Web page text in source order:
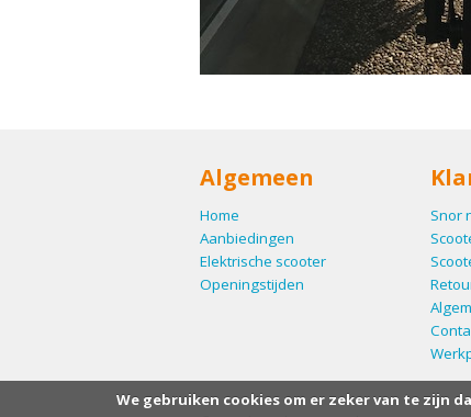
Algemeen
Home
Aanbiedingen
Elektrische scooter
Openingstijden
Snor
We gebruiken cookies om er zeker van te zijn